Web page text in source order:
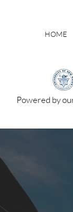
HOME
Powered by